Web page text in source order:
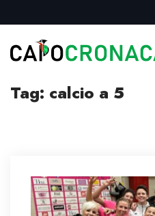
Tag: calcio a 5